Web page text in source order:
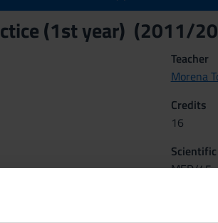
(1st year) (2011/
Teacher
Morena
Credits
16
MED/45